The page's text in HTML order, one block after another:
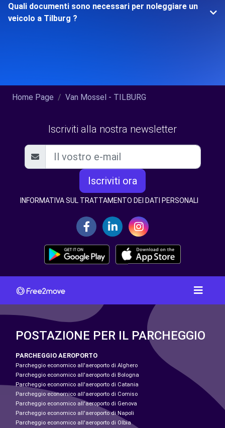
Quali documenti sono necessari per noleggiare un
veicolo a Tilburg ?
Home Page Van Mossel - TILBURG
Iscriviti alla nostra newsletter
Iscriviti ora
INFORMATIVA SUL TRATTAMENTO DEI DATI PERSONALI
POSTAZIONE PER IL PARCHEGGIO
PARCHEGGIO AEROPORTO
Parcheggio economico all'aeroporto di Alghero
Parcheggio economico all'aeroporto di Bologna
Parcheggio economico all'aeroporto di Catania
Parcheggio economico all'aeroporto di Comiso
Parcheggio economico all'aeroporto di Genova
Parcheggio economico all'aeroporto di Napoli
Parcheggio economico all'aeroporto di Olbia